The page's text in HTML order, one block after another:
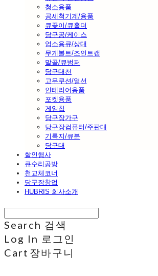
청소용품
공세척기계/용품
큐꽂이/큐홀더
당구공/케이스
업소용큐/상대
무게볼트/조인트캡
말골/큐범퍼
당구대천
고무쿠션/열선
인테리어용품
포켓용품
게임칩
당구장가구
당구장컴퓨터/주판대
기록지/큐분
당구대
할인행사
큐수리공방
천교체코너
당구장창업
HUBRIS 회사소개
Search 검색
Log In 로그인
Cart 장바구니